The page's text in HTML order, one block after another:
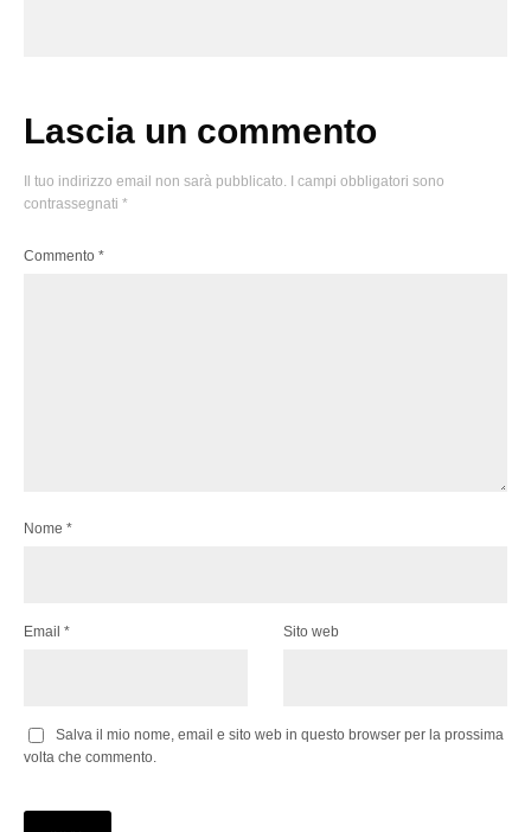
Lascia un commento
Il tuo indirizzo email non sarà pubblicato. I campi obbligatori sono
contrassegnati *
Commento *
Nome *
Email * Sito web
Salva il mio nome, email e sito web in questo browser per la prossima
volta che commento.